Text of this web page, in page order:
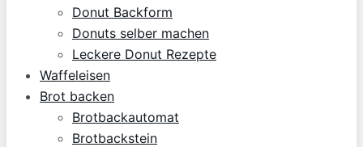
Donut Backform
Donuts selber machen
Leckere Donut Rezepte
Waffeleisen
Brot backen
Brotbackautomat
Brotbackstein